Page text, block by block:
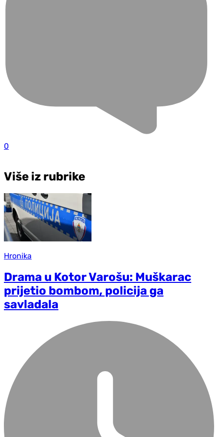
0
Više iz rubrike
Hronika
Drama u Kotor Varošu: Muškarac
prijetio bombom, policija ga
savladala